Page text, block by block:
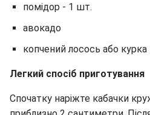
помідор - 1 шт.
авокадо
копчений лосось або курка
Легкий спосіб приготування
Спочатку наріжте кабачки